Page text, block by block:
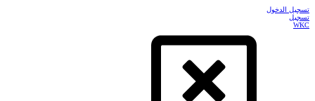
تسجيل الدخول
تسجيل
WKC